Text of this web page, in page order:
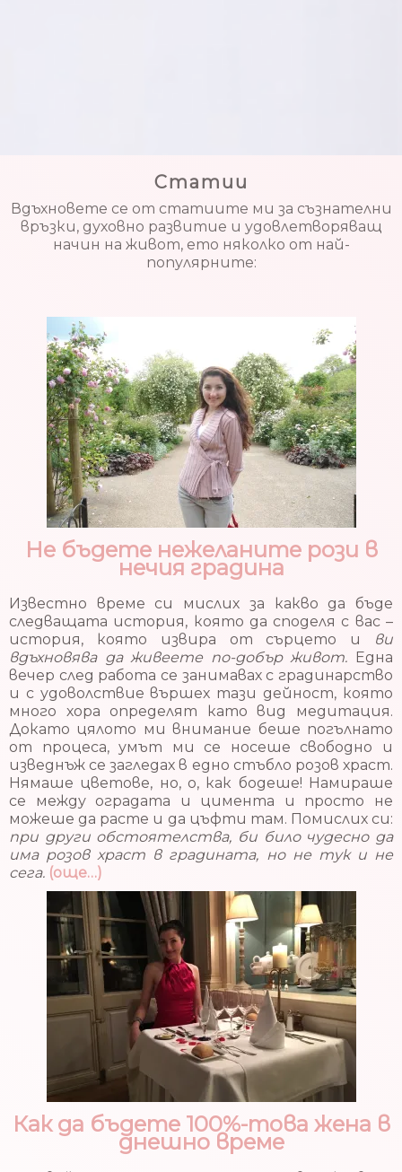
Статии
Вдъхновете се от статиите ми за съзнателни
връзки, духовно развитие и удовлетворяващ
начин на живот, ето няколко от най-
популярните:
Не бъдете нежеланите рози в
нечия градина
Известно време си мислих за какво да бъде
следващата история, която да споделя с вас –
история, която извира от сърцето и
ви
вдъхновява да живеете по-добър живот.
Една
вечер след работа се занимавах с градинарство
и с удоволствие вършех тази дейност, която
много хора определят като вид медитация.
Докато цялото ми внимание беше погълнато
от процеса, умът ми се носеше свободно и
изведнъж се загледах в едно стъбло розов храст.
Нямаше цветове, но, о, как бодеше! Намираше
се между оградата и цимента и просто не
можеше да расте и да цъфти там. Помислих си:
при други обстоятелства, би било чудесно да
има розов храст в градината, но не тук и не
сега. (още…)
Как да бъдете 100%-това жена в
днешно време